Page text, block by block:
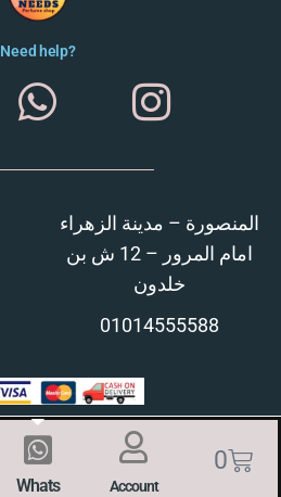
Need help?
المنصورة – مدينة الزهراء
امام المرور – 12 ش بن
خلدون
01014555588
Whats Account
0